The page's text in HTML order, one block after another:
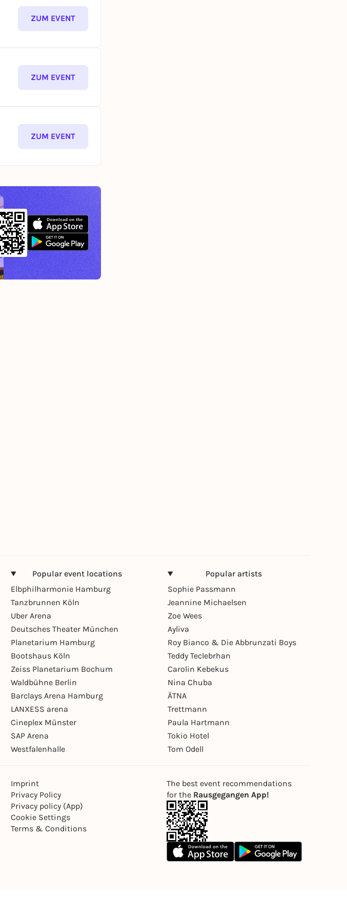
ZUM EVENT
ZUM EVENT
ZUM EVENT
Popular event locations
Elbphilharmonie Hamburg
Tanzbrunnen Köln
Uber Arena
Deutsches Theater München
Planetarium Hamburg
Bootshaus Köln
Zeiss Planetarium Bochum
Waldbühne Berlin
Barclays Arena Hamburg
LANXESS arena
Cineplex Münster
SAP Arena
Westfalenhalle
Popular artists
Sophie Passmann
Jeannine Michaelsen
Zoe Wees
Ayliva
Roy Bianco & Die Abbrunzati Boys
Teddy Teclebrhan
Carolin Kebekus
Nina Chuba
ÄTNA
Trettmann
Paula Hartmann
Tokio Hotel
Tom Odell
Imprint
Privacy Policy
Privacy policy (App)
Cookie Settings
Terms & Conditions
The best event recommendations
for the Rausgegangen App!